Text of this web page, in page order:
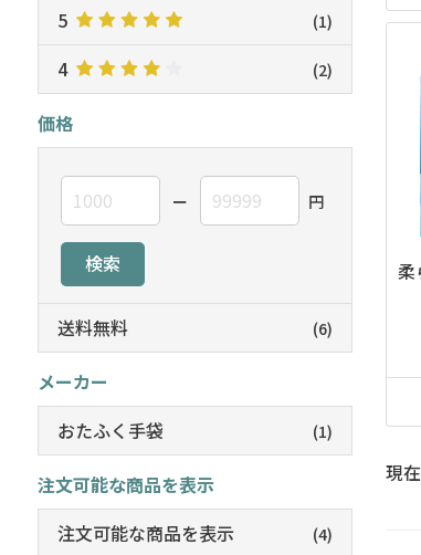
5
(1)
4 (2)
価格
ー 円
検索
送料無料 (6)
メーカー
おたふく手袋
(1)
注文可能な商品を表示
注文可能な商品を表示
(4)
柔
現